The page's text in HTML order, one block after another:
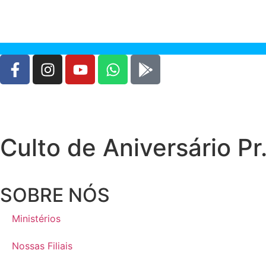
Culto de Aniversário
SOBRE NÓS
Ministérios
Nossas Filiais